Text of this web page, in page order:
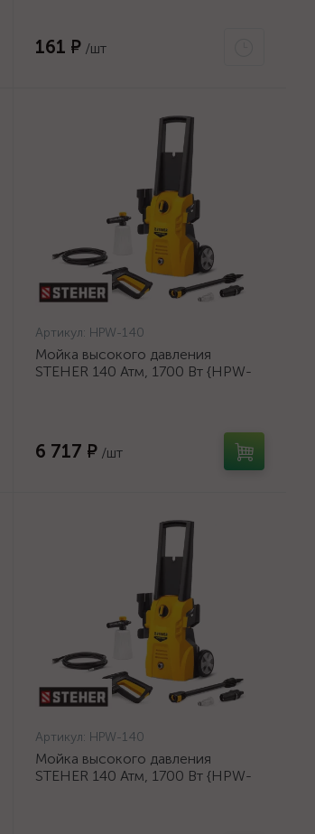
161 ₽ /шт
Артикул: HPW-140
Мойка высокого давления
STEHER 140 Атм, 1700 Вт {HPW-
6 717 ₽ /шт
Артикул: HPW-140
Мойка высокого давления
STEHER 140 Атм, 1700 Вт {HPW-